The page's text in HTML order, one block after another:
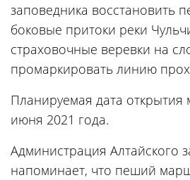
заповедника восстановить
боковые притоки реки
страховочные веревки на
промаркировать линию
Планируемая дата открытия
июня 2021 года.
Администрация Алтайского
напоминает, что пеший